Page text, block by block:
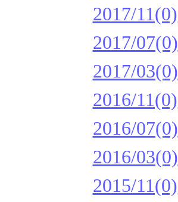
2017/11(0)
2017/07(0)
2017/03(0)
2016/11(0)
2016/07(0)
2016/03(0)
2015/11(0)